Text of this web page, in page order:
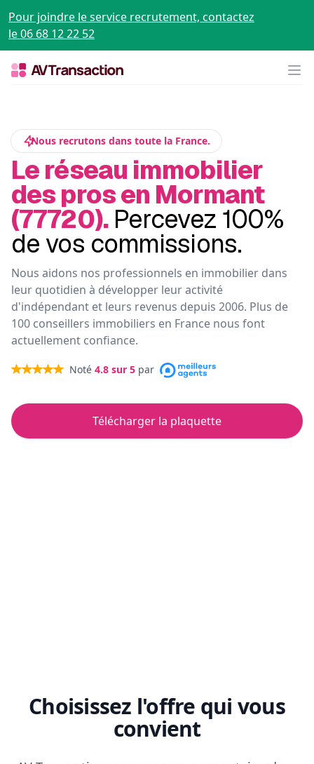
Pour joindre le service recrutement, contactez
le 06 68 12 22 52
Nous recrutons dans toute la France.
Le réseau immobilier
des pros en Mormant
(77720). Percevez 100%
de vos commissions.
Nous aidons nos professionnels en immobilier dans
leur quotidien à développer leur activité
d'indépendant et leurs revenus depuis 2006. Plus de
100 conseillers immobiliers en France nous font
actuellement confiance.
Noté 4.8 sur 5 par
Télécharger la plaquette
Choisissez l'offre qui vous
convient